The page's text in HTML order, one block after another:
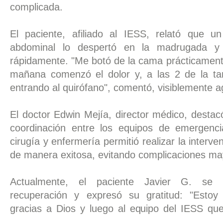
complicada.
El paciente, afiliado al IESS, relató que
abdominal lo despertó en la madrugada
rápidamente. "Me botó de la cama
mañana comenzó el dolor y, a las 2 de la
entrando al quirófano", comentó, visiblemente
El doctor Edwin Mejía, director médico,
coordinación entre los equipos de
cirugía y enfermería permitió realizar la
de manera exitosa, evitando complicaciones
Actualmente, el paciente Javier G. se
recuperación y expresó su gratitud:
gracias a Dios y luego al equipo del IESS